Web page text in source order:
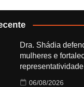
Dra. Shádia
mulheres e
06/08/2026